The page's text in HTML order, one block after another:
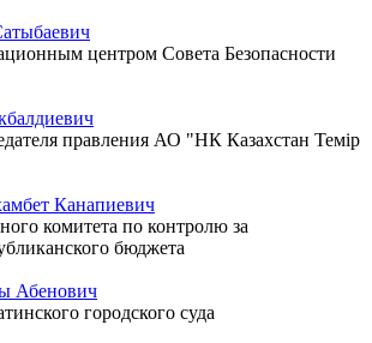
центром Совета Безопасности
правления АО "НК Казахстан Темiр
Канапиевич
комитета по контролю за
бюджета
Абенович
городского суда